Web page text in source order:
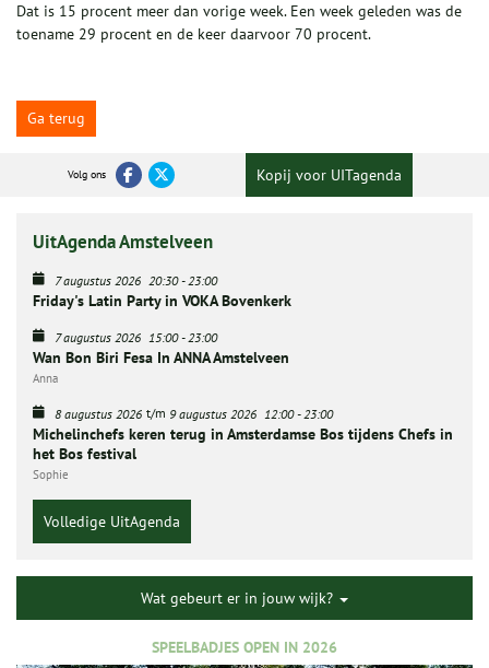
Dat is 15 procent meer dan vorige week. Een week geleden was de
toename 29 procent en de keer daarvoor 70 procent.
Ga terug
Volg ons Kopij voor UITagenda
UitAgenda Amstelveen
7 augustus 2026 20:30-23:00
Friday's Latin Party in VOKA Bovenkerk
7 augustus 2026 15:00-23:00
Wan Bon Biri Fesa In ANNA Amstelveen
Anna
8 augustus 2026 t/m 9 augustus 2026 12:00-23:00
Michelinchefs keren terug in Amsterdamse Bos tijdens Chefs in
het Bos festival
Sophie
Volledige UitAgenda
Wat gebeurt er in jouw wijk?
SPEELBADJES OPEN IN 2026